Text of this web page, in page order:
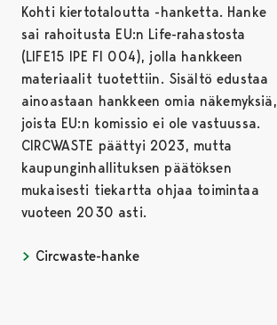
Kohti kiertotaloutta -hanketta. Hanke
sai rahoitusta EU:n Life-rahastosta
(LIFE15 IPE FI 004), jolla hankkeen
materiaalit tuotettiin. Sisältö edustaa
ainoastaan hankkeen omia näkemyksiä,
joista EU:n komissio ei ole vastuussa.
CIRCWASTE päättyi 2023, mutta
kaupunginhallituksen päätöksen
mukaisesti tiekartta ohjaa toimintaa
vuoteen 2030 asti.
Circwaste-hanke